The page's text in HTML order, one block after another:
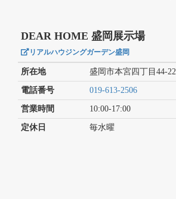
DEAR HOME 盛岡展示場
リアルハウジングガーデン盛岡
所在地 盛岡市本宮四丁目44-22
電話番号 019-613-2506
営業時間 10:00-17:00
定休日 毎水曜